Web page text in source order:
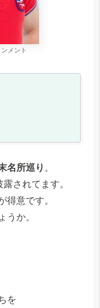
メント
名所巡り 。
されてます。
得意です。
うか。
を